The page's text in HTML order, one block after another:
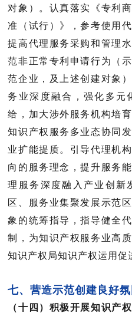
对象）。 认真落实《专利
准（试行）》，参考使用
提高代理服务采购和管理
范非正常专利申请行为（
范企业，及上述创建对象）
务业深度融合，强化多元
给，加大涉外服务机构培
知识产权服务多业态协同
业扩能提质。引导代理机
向的服务理念，提升服务
理服务深度融入产业创新
区、服务业集聚发展示范
象的统筹指导，指导健全
制，为知识产权服务业高
知识产权局知识产权运用促
七、营造示范创建良好
（十四）积极开展知识产